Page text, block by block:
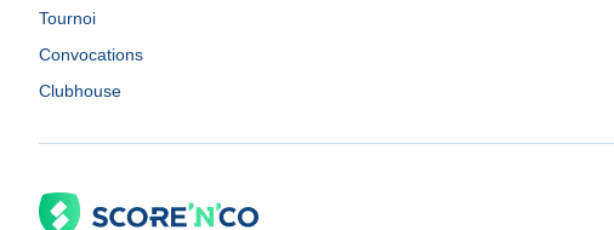
Tournoi
Convocations
Clubhouse